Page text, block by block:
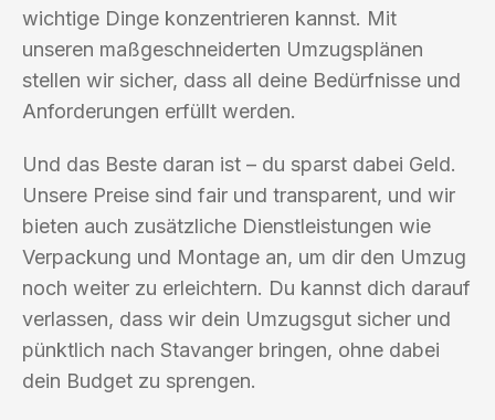
wichtige Dinge konzentrieren kannst. Mit
unseren maßgeschneiderten Umzugsplänen
stellen wir sicher, dass all deine Bedürfnisse und
Anforderungen erfüllt werden.
Und das Beste daran ist – du sparst dabei Geld.
Unsere Preise sind fair und transparent, und wir
bieten auch zusätzliche Dienstleistungen wie
Verpackung und Montage an, um dir den Umzug
noch weiter zu erleichtern. Du kannst dich darauf
verlassen, dass wir dein Umzugsgut sicher und
pünktlich nach Stavanger bringen, ohne dabei
dein Budget zu sprengen.